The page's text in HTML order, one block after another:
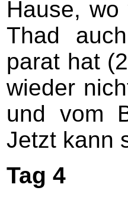
Hause,
Thad
parat hat
wieder
und vom
Jetzt kann
Tag 4